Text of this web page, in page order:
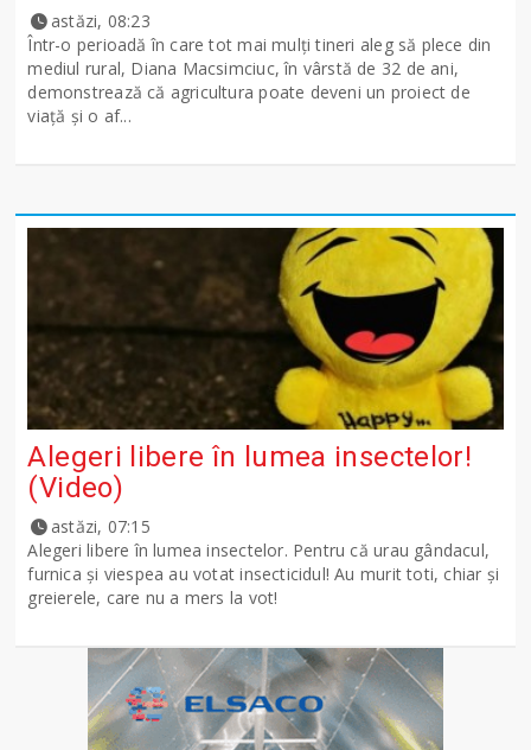
astăzi, 08:23
Într-o perioadă în care tot mai mulți tineri aleg să plece din
mediul rural, Diana Macsimciuc, în vârstă de 32 de ani,
demonstrează că agricultura poate deveni un proiect de
viață și o af...
Alegeri libere în lumea insectelor!
(Video)
astăzi, 07:15
Alegeri libere în lumea insectelor. Pentru că urau gândacul,
furnica și viespea au votat insecticidul! Au murit toti, chiar și
greierele, care nu a mers la vot!